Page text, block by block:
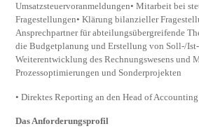
Umsatzsteuervoranmeldungen• Mitarbeit bei
Fragestellungen• Klärung bilanzieller
Ansprechpartner für abteilungsübergreifende
die Budgetplanung und Erstellung von Soll-/
Weiterentwicklung des Rechnungswesens und
Prozessoptimierungen und Sonderprojekten
• Direktes Reporting an den Head of Accounting
Das Anforderungsprofil